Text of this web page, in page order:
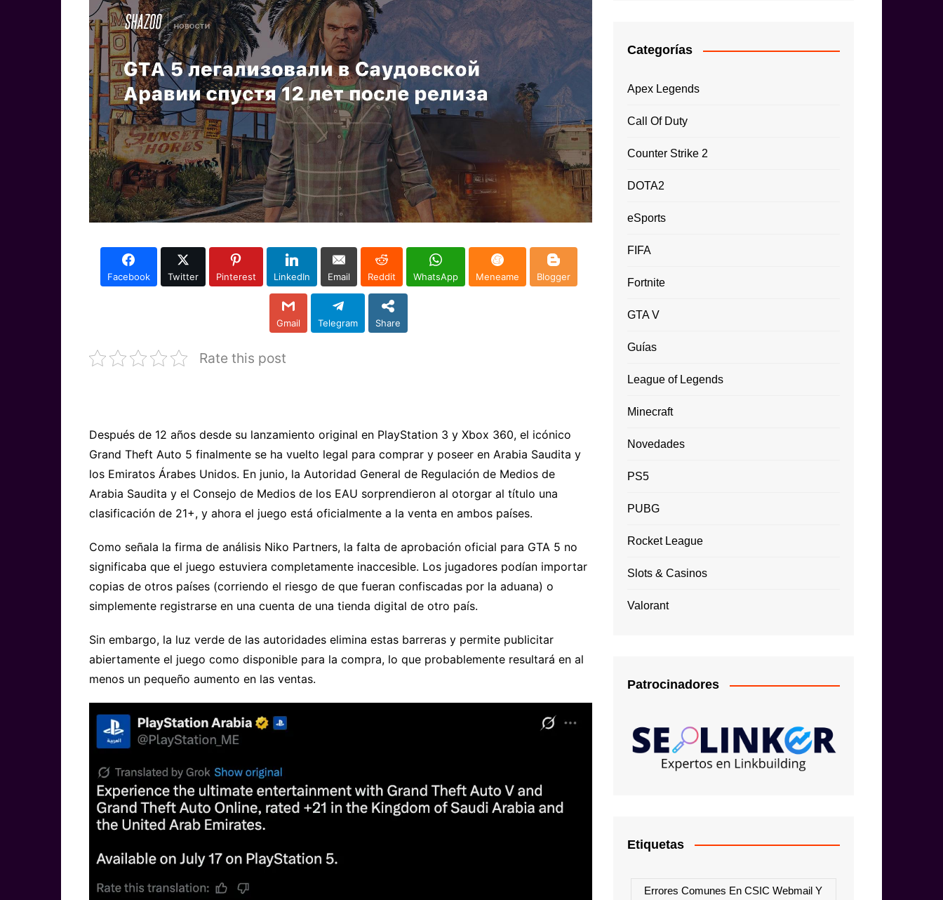
Facebook Twitter Pinterest LinkedIn Email Reddit WhatsApp Meneame Blogger
Gmail Telegram Share
Rate this post
Después de 12 años desde su lanzamiento original en PlayStation 3 y Xbox 360, el icónico
Grand Theft Auto 5 finalmente se ha vuelto legal para comprar y poseer en Arabia Saudita y
los Emiratos Árabes Unidos. En junio, la Autoridad General de Regulación de Medios de
Arabia Saudita y el Consejo de Medios de los EAU sorprendieron al otorgar al título una
clasificación de 21+, y ahora el juego está oficialmente a la venta en ambos países.
Como señala la firma de análisis Niko Partners, la falta de aprobación oficial para GTA 5 no
significaba que el juego estuviera completamente inaccesible. Los jugadores podían importar
copias de otros países (corriendo el riesgo de que fueran confiscadas por la aduana) o
simplemente registrarse en una cuenta de una tienda digital de otro país.
Sin embargo, la luz verde de las autoridades elimina estas barreras y permite publicitar
abiertamente el juego como disponible para la compra, lo que probablemente resultará en al
menos un pequeño aumento en las ventas.
Categorías
Apex Legends
Call Of Duty
Counter Strike 2
DOTA2
eSports
FIFA
Fortnite
GTA V
Guías
League of Legends
Minecraft
Novedades
PS5
PUBG
Rocket League
Slots & Casinos
Valorant
Patrocinadores
Etiquetas
Errores Comunes En CSIC Webmail Y